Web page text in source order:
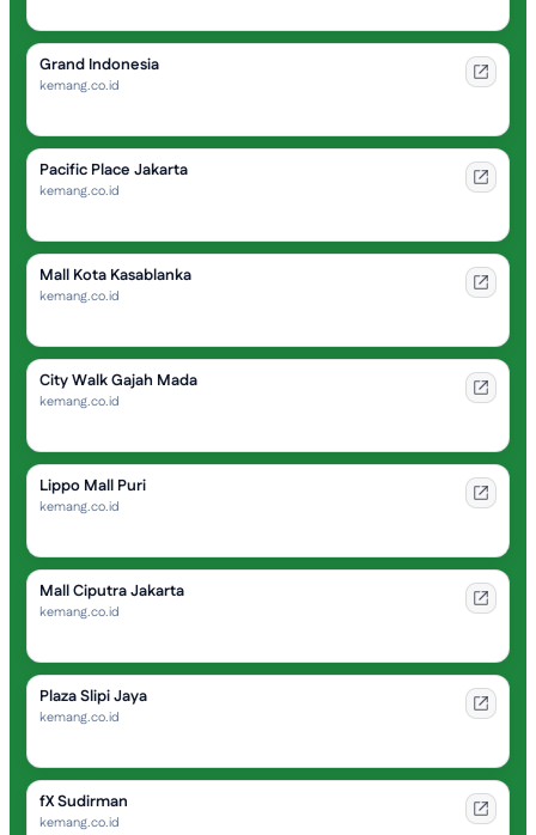
Grand Indonesia
kemang.co.id
Pacific Place Jakarta
kemang.co.id
Mall Kota Kasablanka
kemang.co.id
City Walk Gajah Mada
kemang.co.id
Lippo Mall Puri
kemang.co.id
Mall Ciputra Jakarta
kemang.co.id
Plaza Slipi Jaya
kemang.co.id
fX Sudirman
kemang.co.id